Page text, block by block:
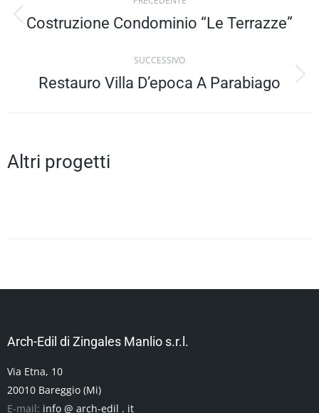
navigation
Previous
Costruzione Condominio “Le Terrazze”
SUCCESSIVO
Next
Restauro Villa D’epoca A Parabiago
Altri progetti
Arch-Edil di Zingales Manlio s.r.l.
Via Etna, 10
20010 Bareggio (Mi)
E-mail: info @ arch-edil . it